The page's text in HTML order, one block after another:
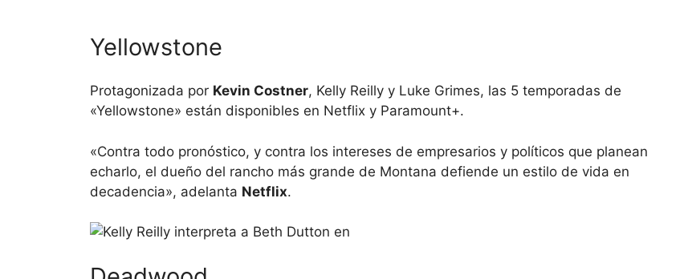
Yellowstone
Protagonizada por Kevin Costner, Kelly Reilly y Luke Grimes, las 5 temporadas de
«Yellowstone» están disponibles en Netflix y Paramount+.
«Contra todo pronóstico, y contra los intereses de empresarios y políticos que planean
echarlo, el dueño del rancho más grande de Montana defiende un estilo de vida en
decadencia», adelanta Netflix.